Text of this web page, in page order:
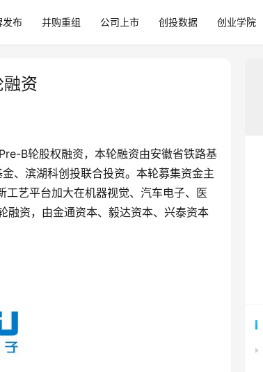
发布 并购重组 公司上市 创投数据 创业学院
资
B轮股权融资，本轮融资由安徽省铁路基
、滨湖科创投联合投资。本轮募集资金主
工艺平台加大在机器视觉、汽车电子、医
资，由金通资本、毅达资本、兴泰资本